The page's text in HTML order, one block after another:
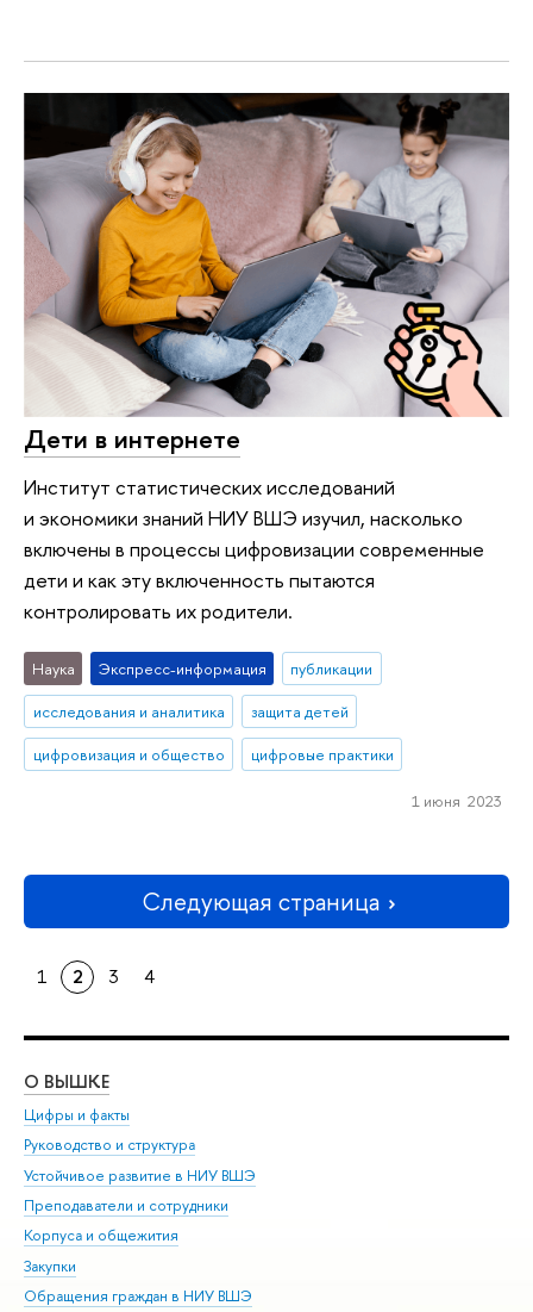
Дети в интернете
Институт статистических исследований
и экономики знаний НИУ ВШЭ изучил, насколько
включены в процессы цифровизации современные
дети и как эту включенность пытаются
контролировать их родители.
Наука Экспресс-информация
публикации
исследования и аналитика
защита детей
цифровизация и общество
цифровые практики
1 июня 2023
Следующая страница
1 2 3 4
О ВЫШКЕ
Цифры и факты
Руководство и структура
Устойчивое развитие в НИУ ВШЭ
Преподаватели и сотрудники
Корпуса и общежития
Закупки
Обращения граждан в НИУ ВШЭ